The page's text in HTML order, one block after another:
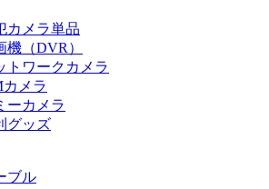
カメラ単品
機（DVR）
トワークカメラ
カメラ
ーカメラ
グッズ
ブル